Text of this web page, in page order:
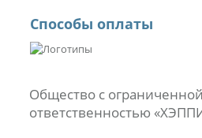
Способы оплаты
Общество с ограниченной
ответственностью